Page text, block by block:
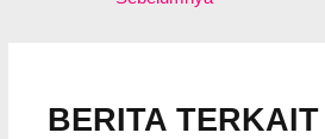
BERITA TERKAIT